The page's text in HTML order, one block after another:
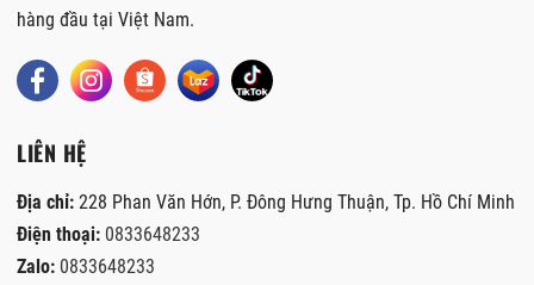
hàng đầu tại Việt Nam.
LIÊN HỆ
Địa chỉ: 228 Phan Văn Hớn, P. Đông Hưng Thuận, Tp. Hồ Chí Minh
Điện thoại: 0833648233
Zalo: 0833648233